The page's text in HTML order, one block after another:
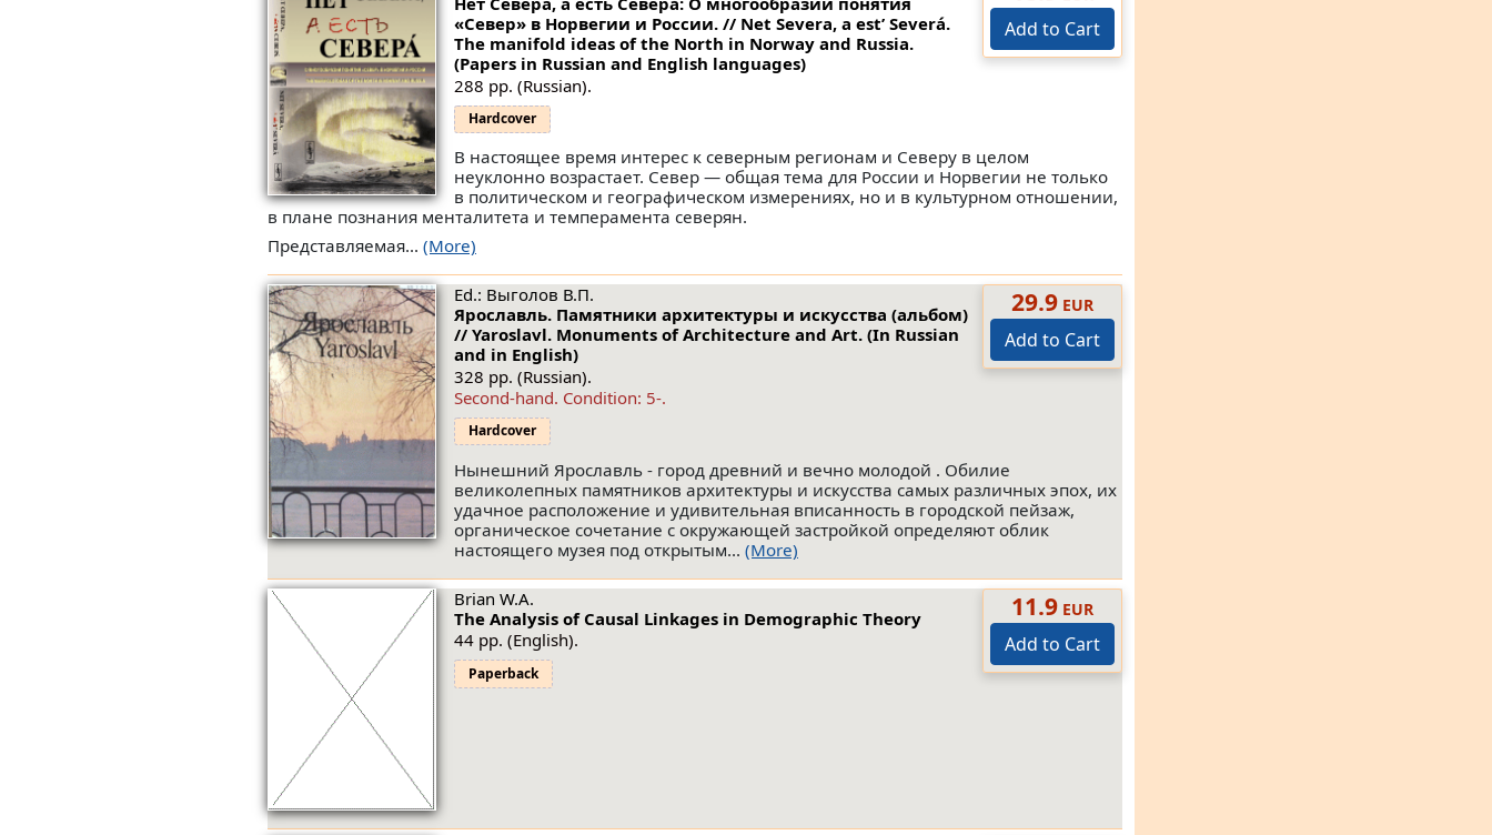
Add to Cart
«Cевер» в Норвегии и России. // Net Severa, a est’ Severá.
The manifold ideas of the North in Norway and Russia.
(Papers in Russian and English languages)
288 pp. (Russian).
Hardcover
В настоящее время интерес к северным регионам и Северу в целом
неуклонно возрастает. Север — общая тема для России и Норвегии не только
в политическом и географическом измерениях, но и в культурном отношении,
в плане познания менталитета и темперамента северян.
Представляемая... (More)
29.9 EUR
Add to Cart
Ed.: Выголов В.П.
Ярославль. Памятники архитектуры и искусства (альбом)
// Yaroslavl. Monuments of Architecture and Art. (In Russian
and in English)
328 pp. (Russian).
Second-hand. Condition: 5-.
Hardcover
Нынешний Ярославль - город древний и вечно молодой . Обилие
великолепных памятников архитектуры и искусства самых различных эпох, их
удачное расположение и удивительная вписанность в городской пейзаж,
органическое сочетание с окружающей застройкой определяют облик
настоящего музея под открытым... (More)
11.9 EUR
Add to Cart
Brian W.A.
The Analysis of Causal Linkages in Demographic Theory
44 pp. (English).
Paperback